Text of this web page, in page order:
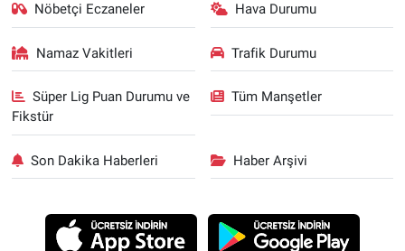
Nöbetçi Eczaneler Hava Durumu
Namaz Vakitleri Trafik Durumu
Süper Lig Puan Durumu ve
Fikstür
Tüm Manşetler
Son Dakika Haberleri Haber Arşivi